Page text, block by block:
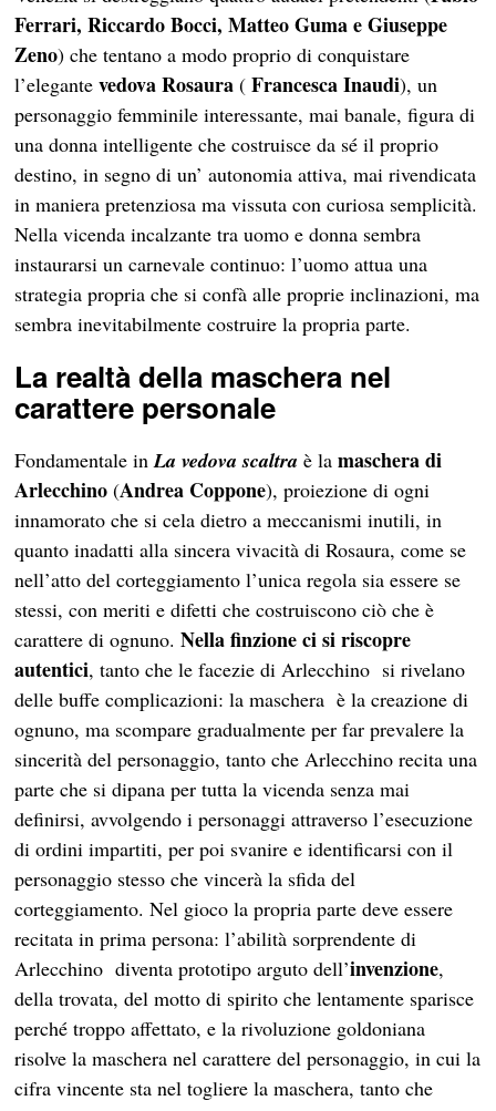
Ferrari, Riccardo Bocci, Matteo Guma e Giuseppe
Zeno) che tentano a modo proprio di conquistare
l’elegantevedova Rosaura (Francesca Inaudi), un
personaggio femminile interessante, mai banale, figura di
una donna intelligente che costruisce da sé il proprio
destino, in segno di un’ autonomia attiva, mai rivendicata
in maniera pretenziosa ma vissuta con curiosa semplicità.
Nella vicenda incalzante tra uomo e donna sembra
instaurarsi un carnevale continuo: l’uomo attua una
strategia propria che si confà alle proprie inclinazioni, ma
sembra inevitabilmente costruire la propria parte.
La realtà della maschera nel
carattere personale
Fondamentale inLa vedova scaltra è lamaschera di
Arlecchino (Andrea Coppone), proiezione di ogni
innamorato che si cela dietro a meccanismi inutili, in
quanto inadatti alla sincera vivacità di Rosaura, come se
nell’atto del corteggiamento l’unica regola sia essere se
stessi, con meriti e difetti che costruiscono ciò che è
carattere di ognuno.Nella finzione ci si riscopre
autentici, tanto che le facezie di Arlecchino si rivelano
delle buffe complicazioni: la maschera è la creazione di
ognuno, ma scompare gradualmente per far prevalere la
sincerità del personaggio, tanto che Arlecchino recita una
parte che si dipana per tutta la vicenda senza mai
definirsi, avvolgendo i personaggi attraverso l’esecuzione
di ordini impartiti, per poi svanire e identificarsi con il
personaggio stesso che vincerà la sfida del
corteggiamento. Nel gioco la propria parte deve essere
recitata in prima persona: l’abilità sorprendente di
Arlecchino diventa prototipo arguto dell’invenzione,
della trovata, del motto di spirito che lentamente sparisce
perché troppo affettato, e la rivoluzione goldoniana
risolve la maschera nel carattere del personaggio, in cui la
cifra vincente sta nel togliere la maschera, tanto che